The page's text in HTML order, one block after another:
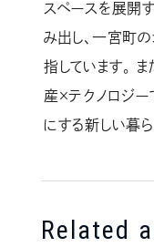
スペースを展開
み出し、一宮町
指しています。
産×テクノロジ
にする新しい暮
Related